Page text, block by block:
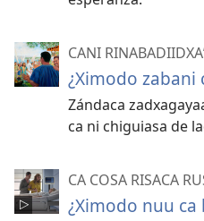
CANI
¿Ximodo zabani
Zándaca
ca ni chiguiasa de
CA COSA RISACA
¿Ximodo nuu ca